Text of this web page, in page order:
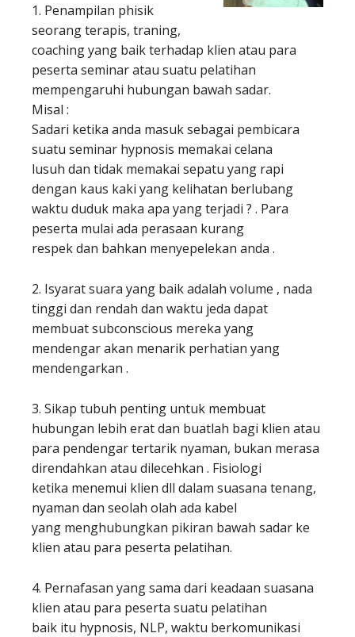
1. Penampilan phisik
seorang terapis, traning,
coaching yang baik terhadap klien atau para
peserta seminar atau suatu pelatihan
mempengaruhi hubungan bawah sadar.
Misal :
Sadari ketika anda masuk sebagai pembicara
suatu seminar hypnosis memakai celana
lusuh dan tidak memakai sepatu yang rapi
dengan kaus kaki yang kelihatan berlubang
waktu duduk maka apa yang terjadi ? . Para
peserta mulai ada perasaan kurang
respek dan bahkan menyepelekan anda .
2. Isyarat suara yang baik adalah volume , nada
tinggi dan rendah dan waktu jeda dapat
membuat subconscious mereka yang
mendengar akan menarik perhatian yang
mendengarkan .
3. Sikap tubuh penting untuk membuat
hubungan lebih erat dan buatlah bagi klien atau
para pendengar tertarik nyaman, bukan merasa
direndahkan atau dilecehkan . Fisiologi
ketika menemui klien dll dalam suasana tenang,
nyaman dan seolah olah ada kabel
yang menghubungkan pikiran bawah sadar ke
klien atau para peserta pelatihan.
4. Pernafasan yang sama dari keadaan suasana
klien atau para peserta suatu pelatihan
baik itu hypnosis, NLP, waktu berkomunikasi